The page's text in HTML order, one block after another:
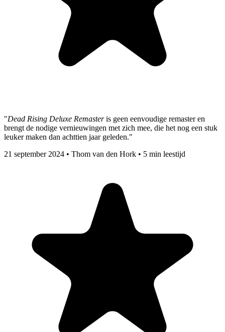
"Dead Rising Deluxe Remasteris geen eenvoudige remaster en
brengt de nodige vernieuwingen met zich mee, die het nog een stuk
leuker maken dan achttien jaar geleden."
21 september 2024 • Thom van den Hork • 5 min leestijd